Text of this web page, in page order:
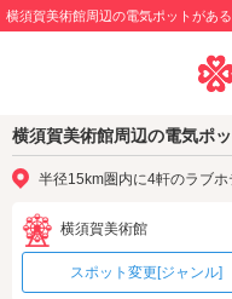
横須賀美術館周辺の電気ポットがあ
横須賀美術館周辺の電気ポ
半径15km圏内に4軒のラブ
横須賀美術館
スポット変更[ジャンル]